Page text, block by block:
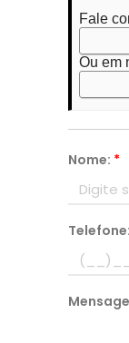
Fale
Ou em
Nome: *
Telefone: